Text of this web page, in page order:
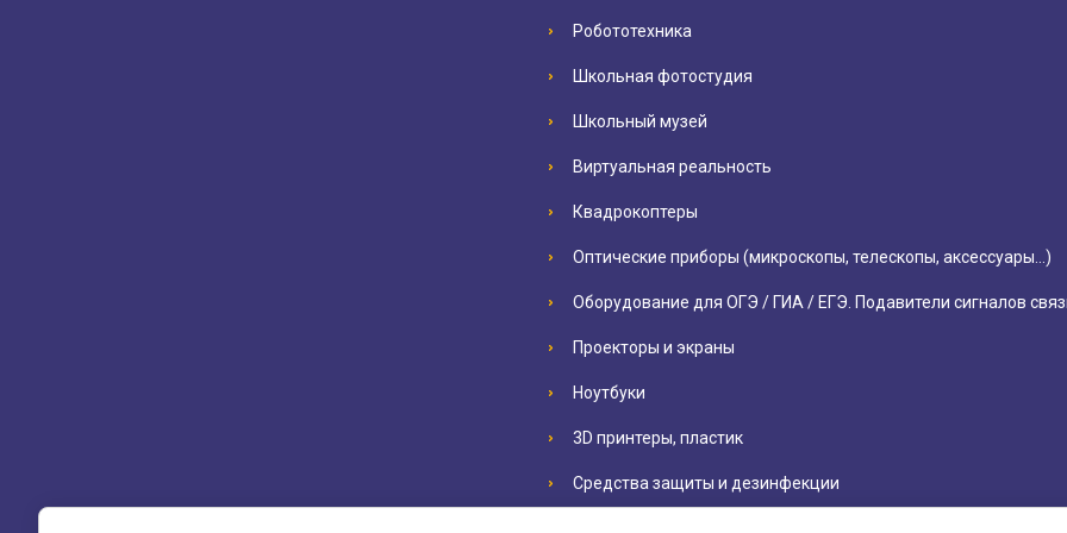
Робототехника
Школьная фотостудия
Школьный музей
Виртуальная реальность
Квадрокоптеры
Оптические приборы (микроскопы, телескопы, аксессуары…)
Оборудование для ОГЭ / ГИА / ЕГЭ. Подавители сигналов
Проекторы и экраны
Ноутбуки
3D принтеры, пластик
Средства защиты и дезинфекции